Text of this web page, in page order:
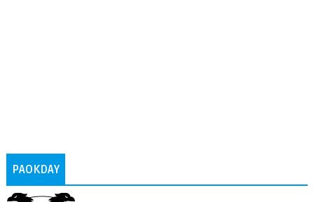
PAOKDAY